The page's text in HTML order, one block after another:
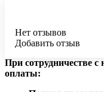
Нет отзывов
Добавить отзыв
При сотрудничестве
оплаты: